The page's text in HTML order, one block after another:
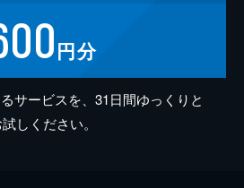
円分
サービスを、31日間ゆっくりと
しください。